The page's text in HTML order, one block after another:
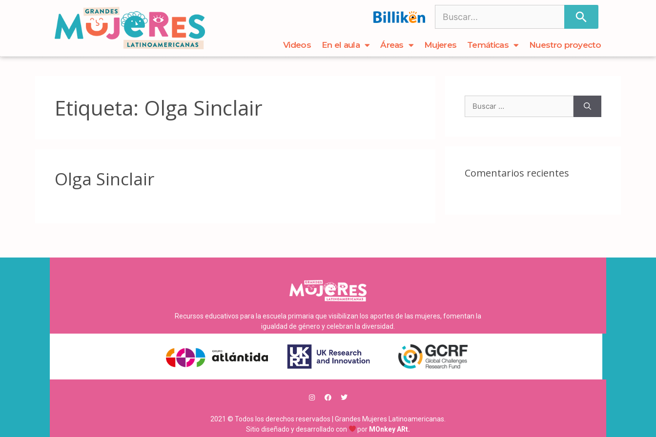
Videos En el aula Áreas Mujeres Temáticas Nuestro proyecto
Etiqueta: Olga Sinclair
Olga Sinclair Comentarios recientes
Recursos educativos para la escuela primaria que visibilizan los aportes de las mujeres, fomentan la
igualdad de género y celebran la diversidad.
2021 © Todos los derechos reservados | Grandes Mujeres Latinoamericanas.
Sitio diseñado y desarrollado con
por MOnkey ARt.